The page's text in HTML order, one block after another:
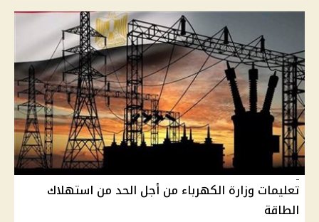
تعليمات وزارة الكهرباء من أجل الحد من استهلاك
الطاقة